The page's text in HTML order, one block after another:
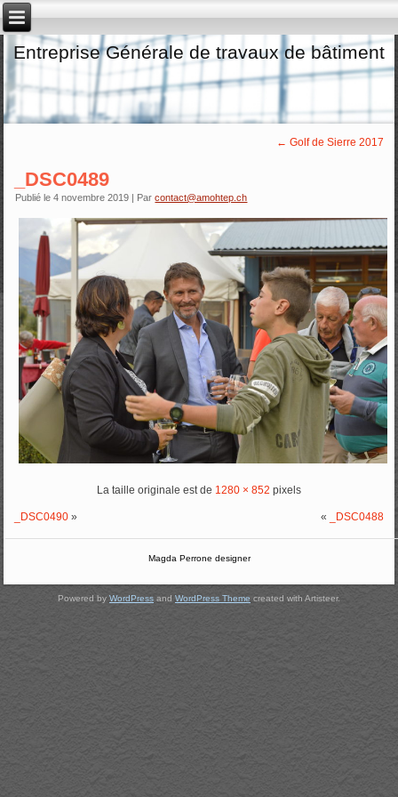
Entreprise Générale de travaux de bâtiment
← Golf de Sierre 2017
_DSC0489
Publié le 4 novembre 2019 | Par contact@amohtep.ch
La taille originale est de 1280 × 852 pixels
_DSC0490 » « _DSC0488
Magda Perrone designer
Powered by WordPress and WordPress Theme created with Artisteer.